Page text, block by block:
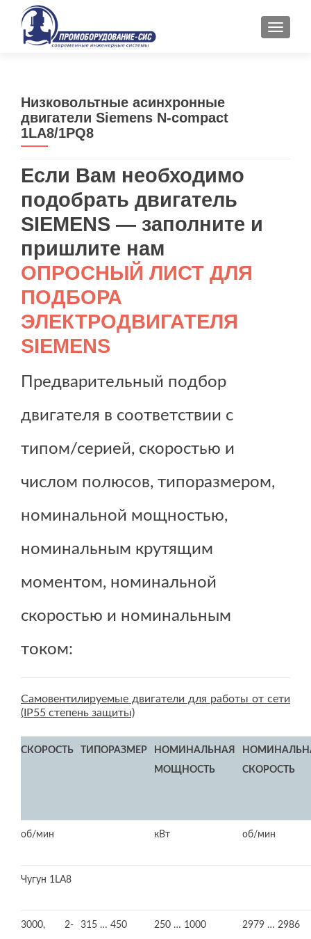
Низковольтные асинхронные
двигатели Siemens N-compact
1LA8/1PQ8
Если Вам необходимо
подобрать двигатель
SIEMENS — заполните и
пришлите нам
ОПРОСНЫЙ ЛИСТ ДЛЯ
ПОДБОРА
ЭЛЕКТРОДВИГАТЕЛЯ
SIEMENS
Предварительный подбор
двигателя в соответствии с
типом/серией, скоростью и
числом полюсов, типоразмером,
номинальной мощностью,
номинальным крутящим
моментом, номинальной
скоростью и номинальным
током:
Самовентилируемые двигатели для работы от сети
(IP55 степень защиты)
СКОРОСТЬ ТИПОРАЗМЕР
НОМИНАЛЬНАЯ
МОЩНОСТЬ
СКОРОСТЬ
об/мин кВт об/мин
Чугун 1LA8
3000, 2-
315 … 450 250 … 1000 2979 … 2986